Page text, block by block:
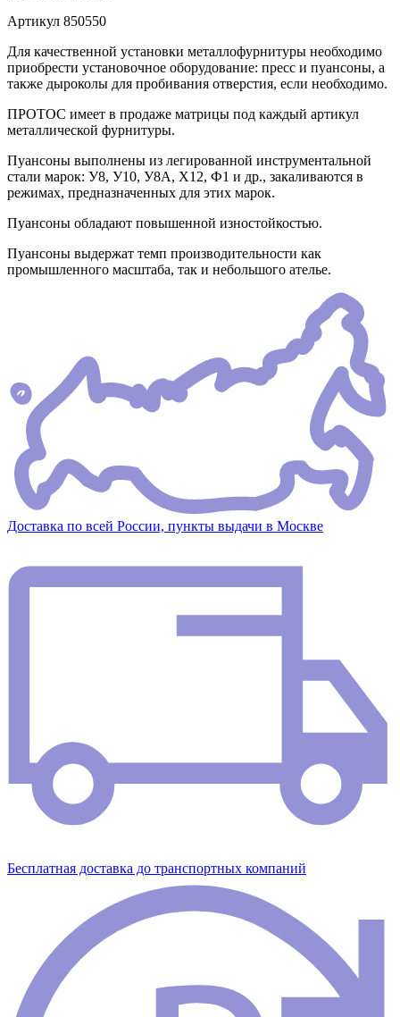
Артикул 850550
Для качественной установки металлофурнитуры необходимо
приобрести установочное оборудование: пресс и пуансоны, а
также дыроколы для пробивания отверстия, если необходимо.
ПРОТОС имеет в продаже матрицы под каждый артикул
металлической фурнитуры.
Пуансоны выполнены из легированной инструментальной
стали марок: У8, У10, У8А, Х12, Ф1 и др., закаливаются в
режимах, предназначенных для этих марок.
Пуансоны обладают повышенной изностойкостью.
Пуансоны выдержат темп производительности как
промышленного масштаба, так и небольшого ателье.
Доставка по всей России, пункты выдачи в Москве
Бесплатная доставка до транспортных компаний